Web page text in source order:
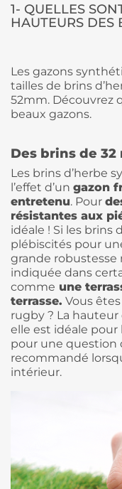
1- QUELLES
HAUTEURS DES
Les gazons
tailles de brins
52mm. Découvrez
beaux gazons.
Des brins de 32
Les brins d’herbe
l’effet d’un gazon
entretenu. Pour
résistantes aux
idéale ! Si les brins
plébiscités pour
grande
indiquée dans
comme une
terrasse. Vous
rugby ? La
elle est idéale pour
pour une question
recommandé
intérieur.